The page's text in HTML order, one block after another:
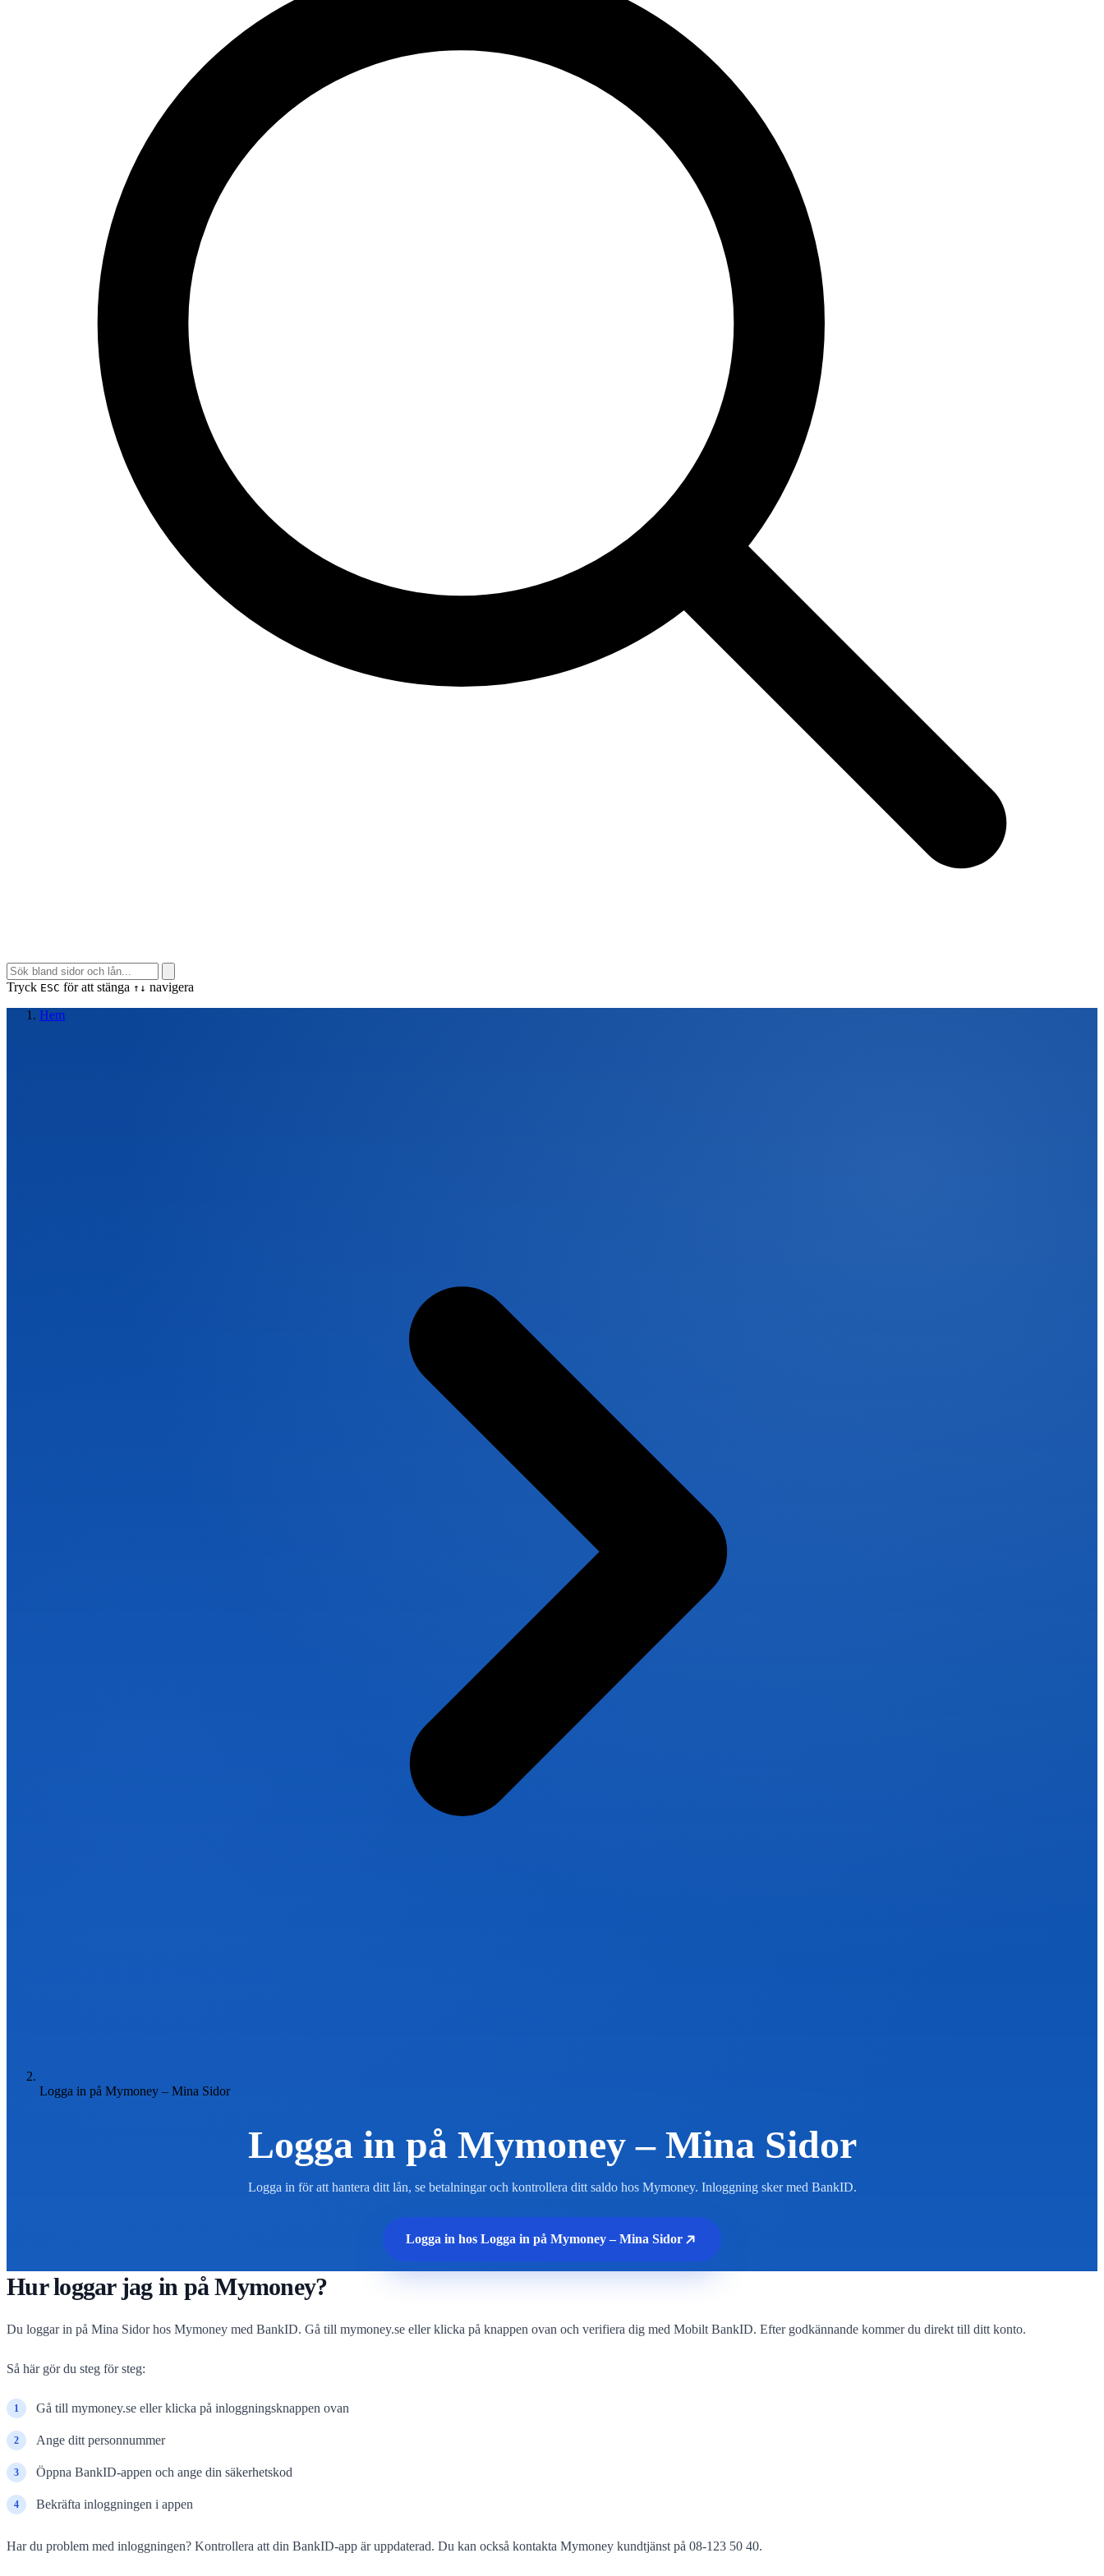
Tryck ESC för att stänga ↑↓ navigera
Hem
Logga in på Mymoney – Mina Sidor
Logga in på Mymoney – Mina Sidor
Logga in för att hantera ditt lån, se betalningar och kontrollera ditt saldo hos Mymoney. Inloggning sker med BankID.
Logga in hos Logga in på Mymoney – Mina Sidor
Hur loggar jag in på Mymoney?
Du loggar in på Mina Sidor hos Mymoney med BankID. Gå till mymoney.se eller klicka på knappen ovan och verifiera dig med Mobilt BankID. Efter godkännande kommer du direkt till ditt konto.
Så här gör du steg för steg:
Gå till mymoney.se eller klicka på inloggningsknappen ovan
Ange ditt personnummer
Öppna BankID-appen och ange din säkerhetskod
Bekräfta inloggningen i appen
Har du problem med inloggningen? Kontrollera att din BankID-app är uppdaterad. Du kan också kontakta Mymoney kundtjänst på 08-123 50 40.